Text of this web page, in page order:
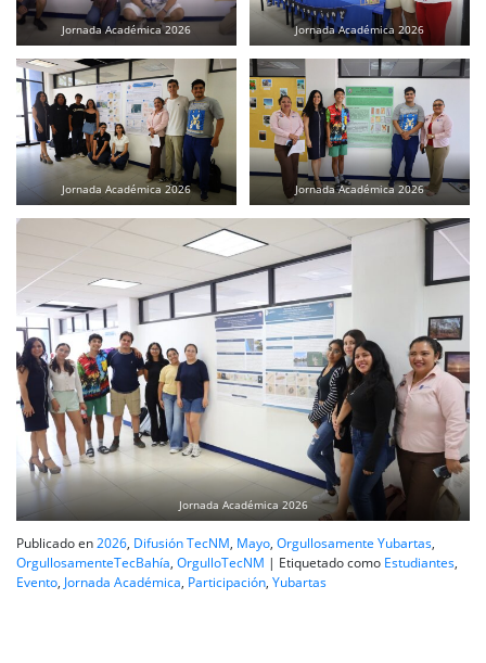
Jornada Académica 2026 Jornada Académica 2026
Jornada Académica 2026 Jornada Académica 2026
Jornada Académica 2026
Publicado en2026, Difusión TecNM, Mayo, Orgullosamente Yubartas,
OrgullosamenteTecBahía, OrgulloTecNM | Etiquetado como Estudiantes,
Evento, Jornada Académica, Participación, Yubartas